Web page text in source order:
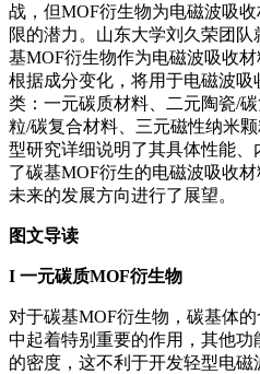
战，但MOF衍生物为电磁波吸
限的潜力。山东大学刘久荣团
基MOF衍生物作为电磁波吸收材
根据成分变化，将用于电磁波吸
类：一元碳质材料、二元陶瓷/
粒/碳复合材料、三元磁性纳米
型研究详细说明了其具体性能
了碳基MOF衍生的电磁波吸收
未来的发展方向进行了展望。
图文导读
I 一元碳质MOF衍生物
对于碳基MOF衍生物，碳基体
中起着特别重要的作用，其他
的密度，这不利于开发轻型电